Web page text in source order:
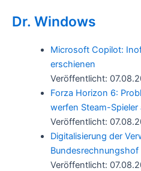
Dr. Windows
Microsoft Copilot:
erschienen
Veröffentlicht:
Forza Horizon 6:
werfen Steam-
Veröffentlicht:
Digitalisierung der
Veröffentlicht: